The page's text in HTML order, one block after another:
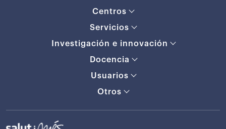
Centros
Servicios
Investigación e innovación
Docencia
Usuarios
Otros